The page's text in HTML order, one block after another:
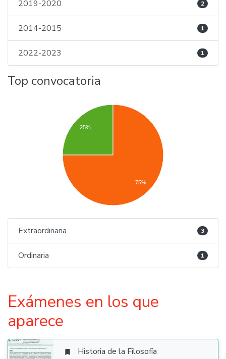
2019-2020 2
2014-2015 1
2022-2023 1
Top convocatoria
25%
75%
Extraordinaria 3
Ordinaria 1
Exámenes en los que
aparece
 Historia de la Filosofía